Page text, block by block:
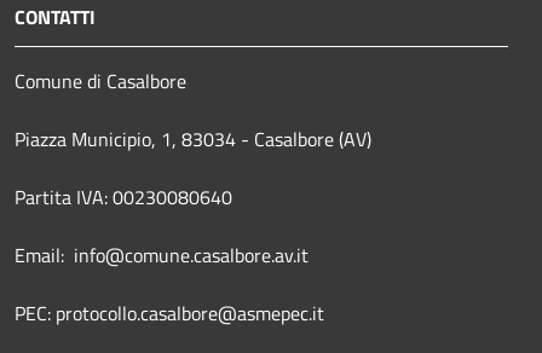
CONTATTI
Comune di Casalbore
Piazza Municipio, 1, 83034 - Casalbore (AV)
Partita IVA: 00230080640
Email: info@comune.casalbore.av.it
PEC: protocollo.casalbore@asmepec.it